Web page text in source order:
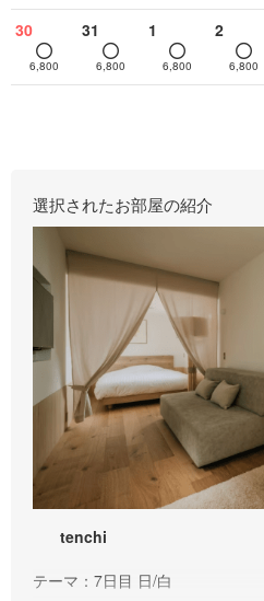
30
6,800
31
6,800
1
6,800
2
6,800
選択されたお部屋の紹介
tenchi
テーマ：7日目 日/白